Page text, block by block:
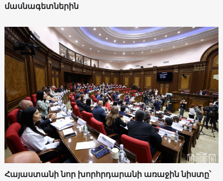
մասնագետներին
Հայաստանի նոր խորհրդարանի առաջին նիստը՝